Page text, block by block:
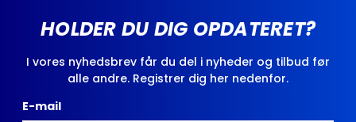
HOLDER DU DIG OPDATERET?
I vores nyhedsbrev får du del i nyheder og tilbud før
alle andre. Registrer dig her nedenfor.
E-mail